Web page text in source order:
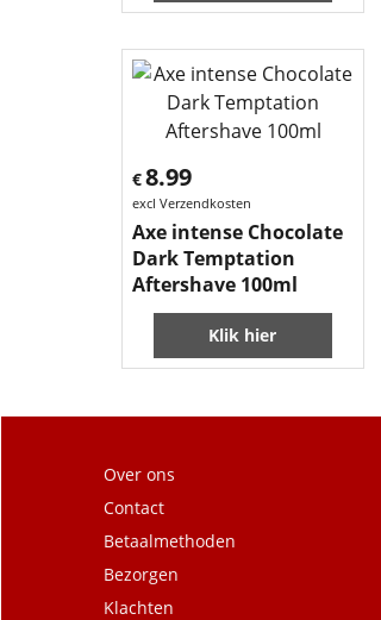
€8.99
excl Verzendkosten
Axe intense Chocolate
Dark Temptation
Aftershave 100ml
Klik hier
Over ons
Contact
Betaalmethoden
Bezorgen
Klachten